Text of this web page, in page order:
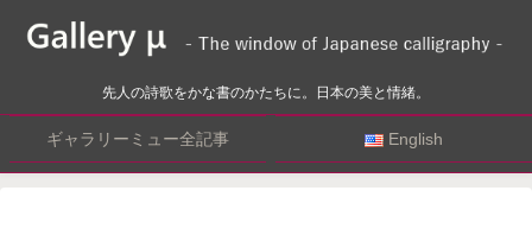
先人の詩歌をかな書のかたちに。日本の美と情緒。
ギャラリーミュー全記事 English